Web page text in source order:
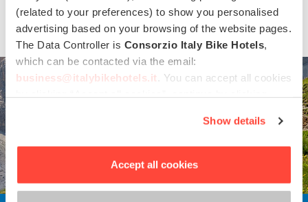
(related to your preferences) to show you personalised
advertising based on your browsing of the website pages.
The Data Controller is Consorzio Italy Bike Hotels,
which can be contacted via the email:
business@italybikehotels.it . You can accept all cookies
In order to withdraw the consent provided previously and
to view the complete information on data processing,
Show details
Accept all cookies